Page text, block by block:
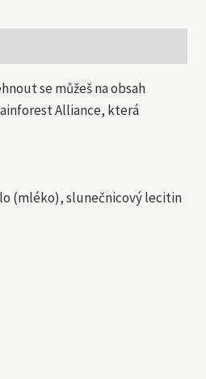
se můžeš na obsah
Alliance, která
(mléko), slunečnicový lecitin